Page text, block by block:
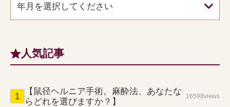
年月を選択してください
人気記事
【鼠径ヘルニア手術。麻酔法、あなたな
らどれを選びますか？】
16598views